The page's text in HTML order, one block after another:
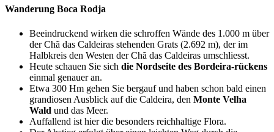
Wanderung Boca Rodja
Beeindruckend wirken die schroffen Wände des 1.000 m über
der Chã das Caldeiras stehenden Grats (2.692 m), der im
Halbkreis den Westen der Chã das Caldeiras umschliesst.
Heute schauen Sie sich die Nordseite des Bordeira-rückens
einmal genauer an.
Etwa 300 Hm gehen Sie bergauf und haben schon bald einen
grandiosen Ausblick auf die Caldeira, den Monte Velha
Wald und das Meer.
Auffallend ist hier die besonders reichhaltige Flora.